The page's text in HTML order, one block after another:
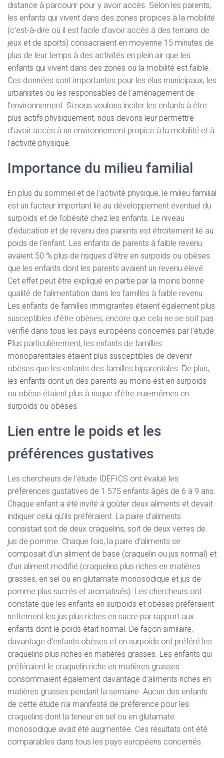
distance à parcourir pour y avoir accès. Selon les parents,
les enfants qui vivent dans des zones propices à la mobilité
(c’est-à-dire où il est facile d’avoir accès à des terrains de
jeux et de sports) consacraient en moyenne 15 minutes de
plus de leur temps à des activités en plein air que les
enfants qui vivent dans des zones où la mobilité est faible.
Ces données sont importantes pour les élus municipaux, les
urbanistes ou les responsables de l’aménagement de
l’environnement. Si nous voulons inciter les enfants à être
plus actifs physiquement, nous devons leur permettre
d’avoir accès à un environnement propice à la mobilité et à
l’activité physique.
Importance du milieu familial
En plus du sommeil et de l’activité physique, le milieu familial
est un facteur important lié au développement éventuel du
surpoids et de l’obésité chez les enfants. Le niveau
d’éducation et de revenu des parents est étroitement lié au
poids de l’enfant. Les enfants de parents à faible revenu
avaient 50 % plus de risques d’être en surpoids ou obèses
que les enfants dont les parents avaient un revenu élevé.
Cet effet peut être expliqué en partie par la moins bonne
qualité de l’alimentation dans les familles à faible revenu.
Les enfants de familles immigrantes étaient également plus
susceptibles d’être obèses, encore que cela ne se soit pas
vérifié dans tous les pays européens concernés par l’étude.
Plus particulièrement, les enfants de familles
monoparentales étaient plus susceptibles de devenir
obèses que les enfants des familles biparentales. De plus,
les enfants dont un des parents au moins est en surpoids
ou obèse étaient plus à risque d’être eux-mêmes en
surpoids ou obèses.
Lien entre le poids et les
préférences gustatives
Les chercheurs de l’étude IDEFICS ont évalué les
préférences gustatives de 1 575 enfants âgés de 6 à 9 ans.
Chaque enfant a été invité à goûter deux aliments et devait
indiquer celui qu’ils préféraient. La paire d’aliments
consistait soit de deux craquelins, soit de deux verres de
jus de pomme. Chaque fois, la paire d’aliments se
composait d’un aliment de base (craquelin ou jus normal) et
d’un aliment modifié (craquelins plus riches en matières
grasses, en sel ou en glutamate monosodique et jus de
pomme plus sucrés et aromatisés). Les chercheurs ont
constaté que les enfants en surpoids et obèses préféraient
nettement les jus plus riches en sucre par rapport aux
enfants dont le poids était normal. De façon similaire,
davantage d’enfants obèses et en surpoids ont préféré les
craquelins plus riches en matières grasses. Les enfants qui
préféraient le craquelin riche en matières grasses
consommaient également davantage d’aliments riches en
matières grasses pendant la semaine. Aucun des enfants
de cette étude n’a manifesté de préférence pour les
craquelins dont la teneur en sel ou en glutamate
monosodique avait été augmentée. Ces résultats ont été
comparables dans tous les pays européens concernés.